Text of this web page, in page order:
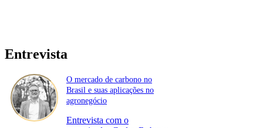
Entrevista
O mercado de carbono no
Brasil e suas aplicações no
agronegócio
Entrevista com o